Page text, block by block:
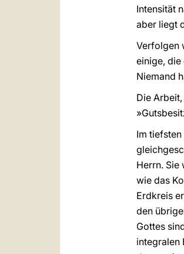
Intensität
aber liegt
Verfolgen
einige, die
Niemand
Die
Im
Herrn. Sie
wie das
Erdkreis
den
Gottes
integralen